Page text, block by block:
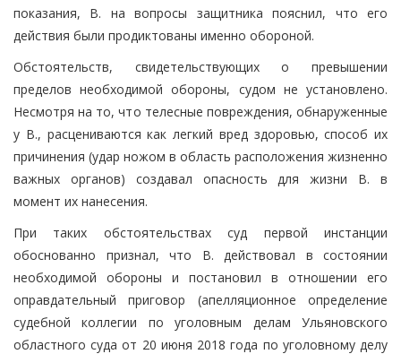
показания, В. на вопросы защитника пояснил, что его
действия были продиктованы именно обороной.
Обстоятельств, свидетельствующих о превышении
пределов необходимой обороны, судом не установлено.
Несмотря на то, что телесные повреждения, обнаруженные
у В., расцениваются как легкий вред здоровью, способ их
причинения (удар ножом в область расположения жизненно
важных органов) создавал опасность для жизни В. в
момент их нанесения.
При таких обстоятельствах суд первой инстанции
обоснованно признал, что В. действовал в состоянии
необходимой обороны и постановил в отношении его
оправдательный приговор (апелляционное определение
судебной коллегии по уголовным делам Ульяновского
областного суда от 20 июня 2018 года по уголовному делу